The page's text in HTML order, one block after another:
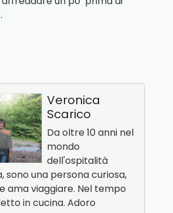
Veronica
Scarico
Da oltre 10 anni nel
mondo
dell'ospitalità
sono una persona curiosa,
ama viaggiare. Nel tempo
in cucina. Adoro